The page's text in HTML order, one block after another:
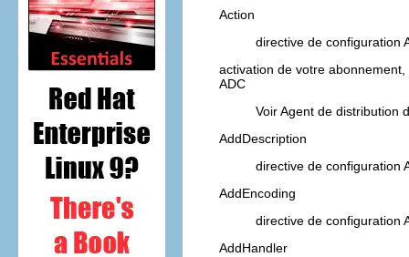
Action
directive de configuration
activation de votre abonnement,
ADC
Voir Agent de distribution
AddDescription
directive de configuration
AddEncoding
directive de configuration
AddHandler